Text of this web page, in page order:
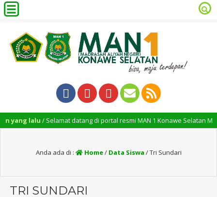
lalu / Selamat datang di portal resmi MAN 1 Konawe Selatan MAN
Anda ada di : Home/ Data Siswa /Tri Sundari
TRI SUNDARI